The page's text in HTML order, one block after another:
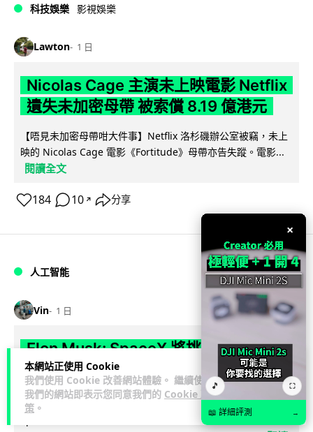
本網站正使用 Cookie
我們使用 Cookie 改善網站體驗。 繼續使用
我們的網站即表示您同意我們的 Cookie 政
策 。
科技娛樂 影視娛樂
Lawton 1 日
Nicolas Cage 主演未上映電影 Netflix
遺失未加密母帶 被索償 8.19 億港元
【唔見未加密母帶咁大件事】Netflix 洛杉磯辦公室被竊，未上
映的 Nicolas Cage 電影《Fortitude》母帶亦告失蹤。電影...
閱讀全文
184 10 ↗ 分享
人工智能
Vin 1 日
Elon Musk: SpaceX 將挑戰萬億年收
入 目標明年數據中心上太空 Starlink 覆
蓋全球170國
SpaceX 公佈最新第二季業績，受惠 Starlink 與 AI 業務帶動，
×
🎵 ⛶
📖 詳細評測 →